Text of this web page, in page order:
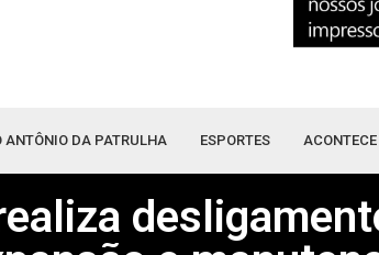
ANTÔNIO DA PATRULHA ESPORTES